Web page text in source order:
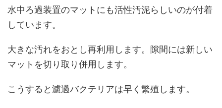
水中ろ過装置のマットにも活性汚泥らしいのが付着
しています。
大きな汚れをおとし再利用します。隙間には新しい
マットを切り取り併用します。
こうすると濾過バクテリアは早く繁殖します。